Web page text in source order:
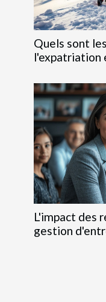
Quels sont
l'expatriation
L'impact des
gestion